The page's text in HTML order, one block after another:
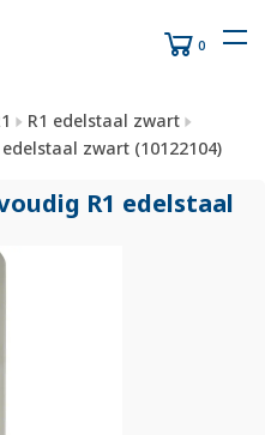
0
R1 edelstaal zwart
zwart (10122104)
R1 edelstaal